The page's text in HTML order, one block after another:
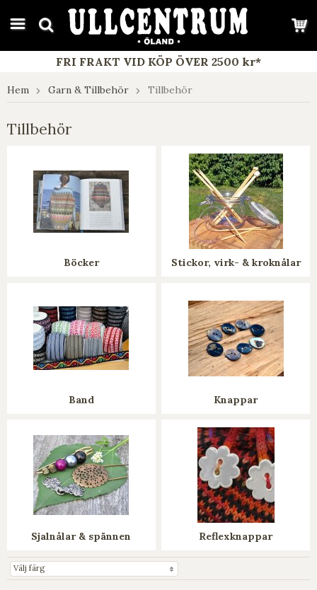
google-site-verification: google7e4b1026db5d9f32.html
FRI FRAKT VID KÖP ÖVER 2500 kr*
Hem Garn & Tillbehör Tillbehör
Tillbehör
Böcker Stickor, virk- & kroknålar
Band Knappar
Sjalnålar & spännen Reflexknappar
Välj färg